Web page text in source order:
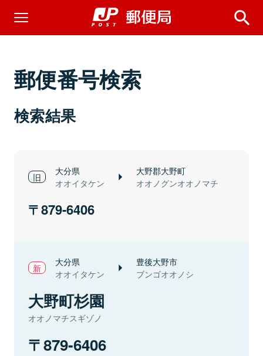
郵便番号検索
検索結果
大分県
オオイタケン
大野郡大野町
オオノグンオオノマチ
879-6406
大分県
オオイタケン
豊後大野市
ブンゴオオノシ
大野町杉園
オオノマチスギゾノ
879-6406